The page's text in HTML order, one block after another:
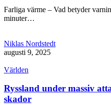
Farliga värme – Vad betyder
minuter…
Niklas Nordstedt
augusti 9, 2025
Världen
Ryssland under massiv
skador